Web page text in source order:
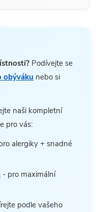
Podívejte se
obýváku nebo si
naši kompletní
pro vás:
alergiky + snadné
- pro maximální
podle vašeho